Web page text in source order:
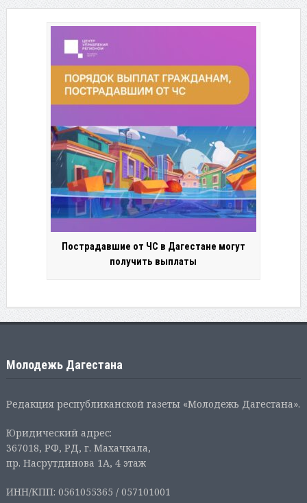
Пострадавшие от ЧС в Дагестане могут
получить выплаты
Молодежь Дагестана
Редакция республиканской газеты «Молодежь Дагестана».
Юридический адрес:
367018, РФ, РД, г. Махачкала,
пр. Насрутдинова 1А, 4 этаж
ИНН/КПП: 0561055365 / 057101001